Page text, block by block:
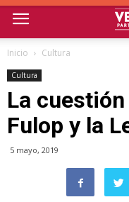
Inicio Cultura
Cultura
La
Fulop y la
5 mayo, 2019